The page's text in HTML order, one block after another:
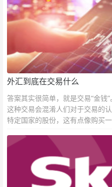
外汇到底在交易什么
答案其实很简单，就是交易“金钱
这种交易会混淆人们对于交易的
特定国家的股份，这有点像购买